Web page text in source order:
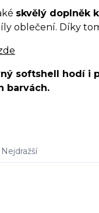
skvělý doplněk
oblečení. Díky
softshell hodí i
barvách.
Nejdražší